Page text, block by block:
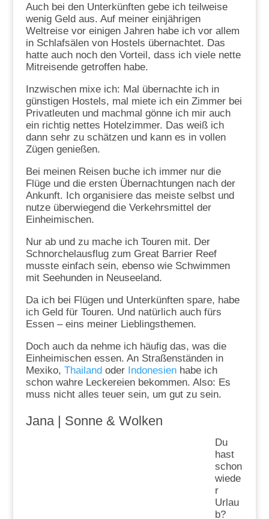
Auch bei den Unterkünften gebe ich teilweise
wenig Geld aus. Auf meiner einjährigen
Weltreise vor einigen Jahren habe ich vor allem
in Schlafsälen von Hostels übernachtet. Das
hatte auch noch den Vorteil, dass ich viele nette
Mitreisende getroffen habe.
Inzwischen mixe ich: Mal übernachte ich in
günstigen Hostels, mal miete ich ein Zimmer bei
Privatleuten und machmal gönne ich mir auch
ein richtig nettes Hotelzimmer. Das weiß ich
dann sehr zu schätzen und kann es in vollen
Zügen genießen.
Bei meinen Reisen buche ich immer nur die
Flüge und die ersten Übernachtungen nach der
Ankunft. Ich organisiere das meiste selbst und
nutze überwiegend die Verkehrsmittel der
Einheimischen.
Nur ab und zu mache ich Touren mit. Der
Schnorchelausflug zum Great Barrier Reef
musste einfach sein, ebenso wie Schwimmen
mit Seehunden in Neuseeland.
Da ich bei Flügen und Unterkünften spare, habe
ich Geld für Touren. Und natürlich auch fürs
Essen – eins meiner Lieblingsthemen.
Doch auch da nehme ich häufig das, was die
Einheimischen essen. An Straßenständen in
Mexiko, Thailand oder Indonesienhabe ich
schon wahre Leckereien bekommen. Also: Es
muss nicht alles teuer sein, um gut zu sein.
Jana | Sonne & Wolken
Du
hast
schon
wiede
r
Urlau
b?